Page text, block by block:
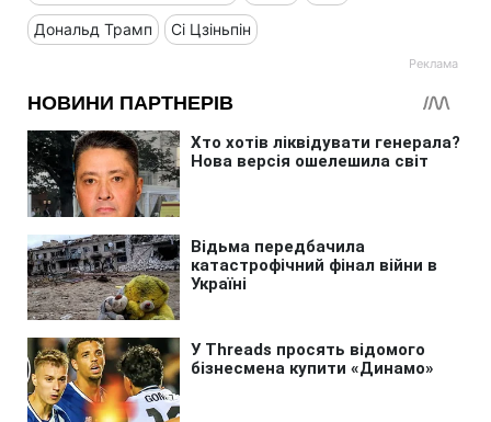
Дональд Трамп Сі Цзіньпін